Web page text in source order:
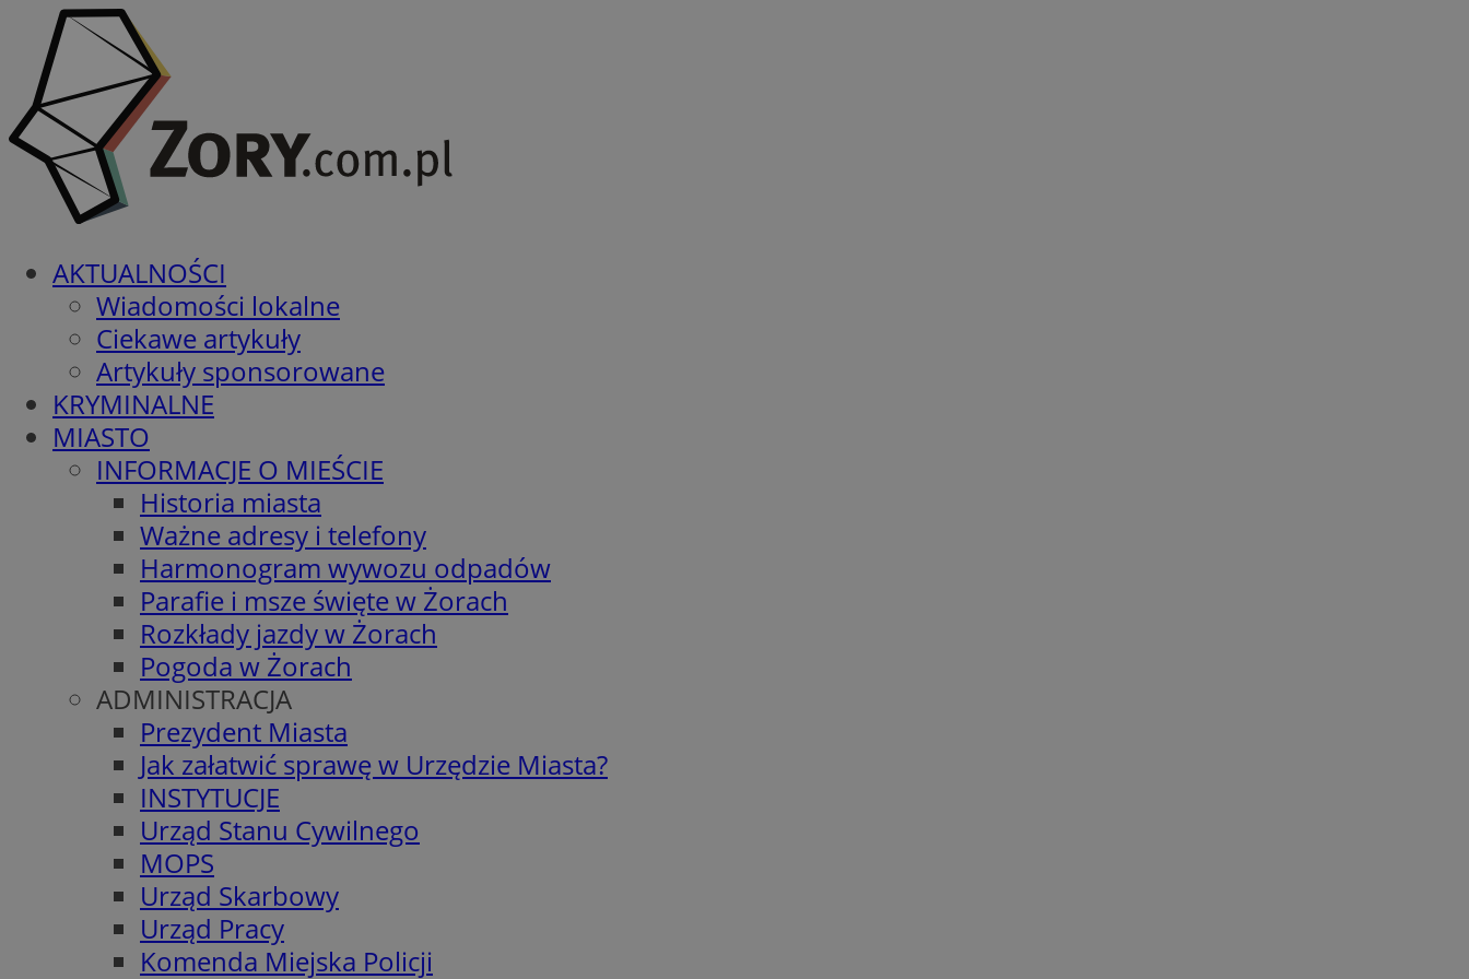
AKTUALNOŚCI
Wiadomości lokalne
Ciekawe artykuły
Artykuły sponsorowane
KRYMINALNE
MIASTO
INFORMACJE O MIEŚCIE
Historia miasta
Ważne adresy i telefony
Harmonogram wywozu odpadów
Parafie i msze święte w Żorach
Rozkłady jazdy w Żorach
Pogoda w Żorach
ADMINISTRACJA
Prezydent Miasta
Jak załatwić sprawę w Urzędzie Miasta?
INSTYTUCJE
Urząd Stanu Cywilnego
MOPS
Urząd Skarbowy
Urząd Pracy
Komenda Miejska Policji